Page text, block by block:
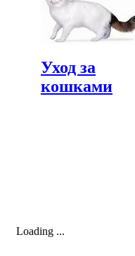
Уход за
кошками
Loading ...